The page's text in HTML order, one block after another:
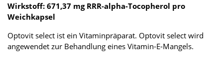
Wirkstoff: 671,37 mg RRR-alpha-Tocopherol pro
Weichkapsel
Optovit select ist ein Vitaminpräparat. Optovit select wird
angewendet zur Behandlung eines Vitamin-E-Mangels.